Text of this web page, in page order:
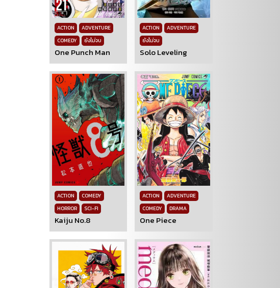
ACTION
ADVENTURE
COMEDY
ยังไม่จบ
One Punch Man
ACTION
ADVENTURE
ยังไม่จบ
Solo Leveling
ACTION
COMEDY
HORROR
SCI-FI
Kaiju No.8
ACTION
ADVENTURE
COMEDY
DRAMA
One Piece